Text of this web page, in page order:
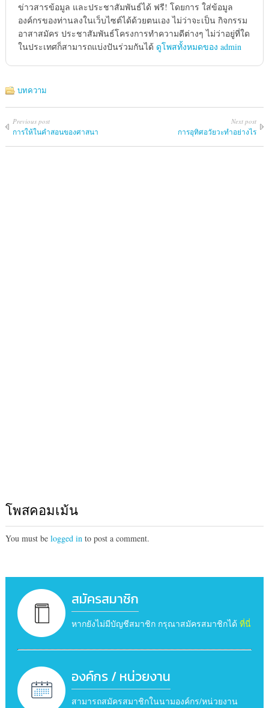
ข่าวสารข้อมูล และประชาสัมพันธ์ได้ ฟรี! โดยการ ใส่ข้อมูล
องค์กรของท่านลงในเว็บไซต์ได้ด้วยตนเอง ไม่ว่าจะเป็น กิจกรรม
อาสาสมัคร ประชาสัมพันธ์โครงการทำความดีต่างๆ ไม่ว่าอยู่ที่ใด
ในประเทศก็สามารถแบ่งปันร่วมกันได้ ดูโพสทั้งหมดของ admin
บทความ
Previous post
การให้ในคำสอนของศาสนา
Next post
การอุทิศอวัยวะทำอย่างไร
โพสคอมเม้น
You must be logged into post a comment.
สมัครสมาชิก
หากยังไม่มีบัญชีสมาชิก กรุณาสมัครสมาชิกได้ ที่นี่
องค์กร / หน่วยงาน
สามารถสมัครสมาชิกในนามองค์กร/หน่วยงาน